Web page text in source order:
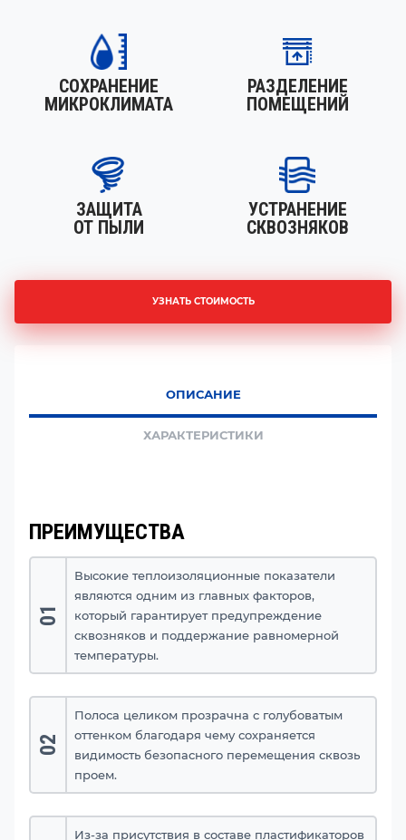
СОХРАНЕНИЕ
МИКРОКЛИМАТА
РАЗДЕЛЕНИЕ
ПОМЕЩЕНИЙ
ЗАЩИТА
ОТ ПЫЛИ
УСТРАНЕНИЕ
СКВОЗНЯКОВ
УЗНАТЬ СТОИМОСТЬ
ОПИСАНИЕ
ХАРАКТЕРИСТИКИ
ПРЕИМУЩЕСТВА
01
Высокие теплоизоляционные показатели
являются одним из главных факторов,
который гарантирует предупреждение
сквозняков и поддержание равномерной
температуры.
02
Полоса целиком прозрачна с голубоватым
оттенком благодаря чему сохраняется
видимость безопасного перемещения сквозь
проем.
Из-за присутствия в составе пластификаторов